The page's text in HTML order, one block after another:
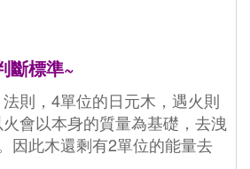
斷標準~
則，4單位的日元木，遇火則
會以本身的質量為基礎，去洩
因此木還剩有2單位的能量去